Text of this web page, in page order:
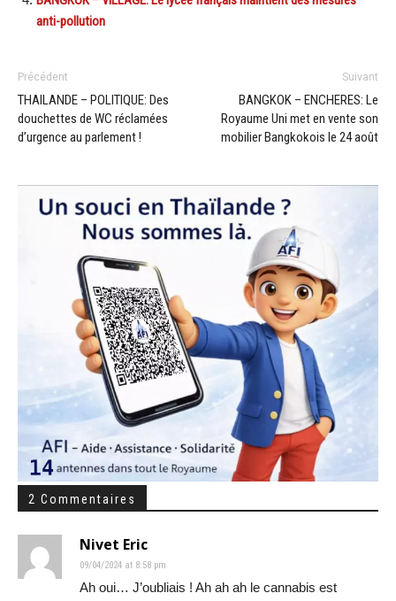
anti-pollution
Précédent
THAILANDE – POLITIQUE: Des
douchettes de WC réclamées
d’urgence au parlement !
Suivant
BANGKOK – ENCHERES: Le
Royaume Uni met en vente son
mobilier Bangkokois le 24 août
2 Commentaires
Nivet Eric
09/04/2024 at 8:58 pm
Ah oui… J’oubliais ! Ah ah ah le cannabis est